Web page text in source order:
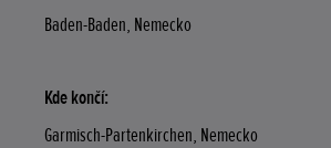
Baden-Baden, Nemecko
Kde končí:
Garmisch-Partenkirchen, Nemecko